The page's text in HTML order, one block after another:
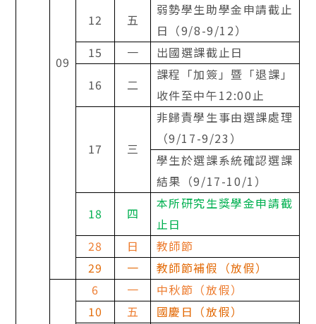
09
12
五
弱勢學生助學金申請截止
日（9/8-9/12）
15
一
出國選課截止日
16
二
課程「加簽」暨「退課」
收件至中午12:00止
17 三
非歸責學生事由選課處理
（9/17-9/23 ）
學生於選課系統確認選課
結果（9/17-10/1 ）
18
四
本所研究生獎學金申請截
止日
28
日
教師節
29
一 教師節補假（放假）
6 一
中秋節（放假）
10
五
國慶日（放假）